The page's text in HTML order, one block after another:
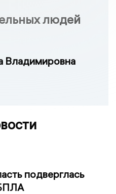
людей
Владимировна
подверглась